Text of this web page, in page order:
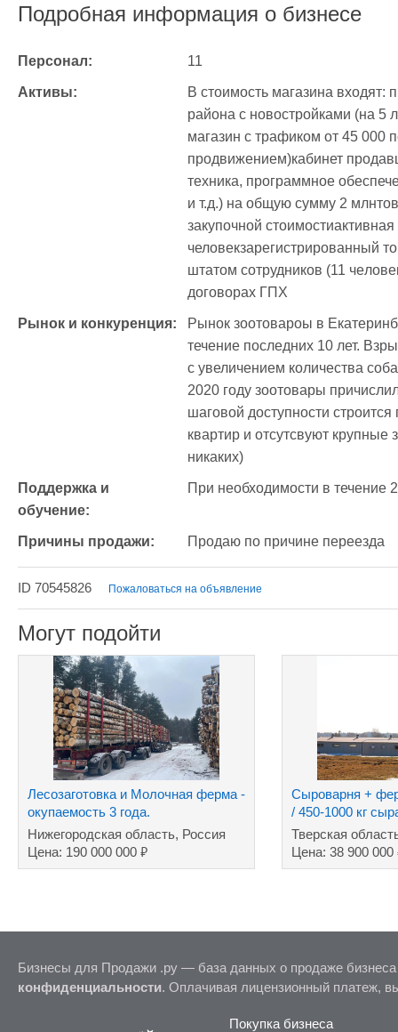
Подробная информация о бизнесе
Персонал: 11
Активы:
В стоимость магазина входят:
района с новостройками (на 5
магaзин с трафиком от 45 000
продвижением)кабинет
тeхника, программное
и т.д.) на общую сумму 2
закупочнoй
человекзарегистрированный
штатом сотрудникoв (11
договорах ГПХ
Рынок и конкуренция:
Рынок зоотовароы в
течение последних 10 лет.
с увеличением количества
2020 году зоотовары
шаговой доступности
квартир и отсутсвуют крупные
никаких)
Поддержка и
обучение:
При необходимости в течение
Причины продажи: Продаю по причине переезда
ID 70545826 Пожаловаться на объявление
Могут подойти
Лесозаготовка и Молочная ферма -
окупаемость 3 года.
Нижегородская область, Россия
Цена: 190 000 000 ₽
Сыроварня +
/ 450-1000 кг
Тверская
Цена: 38 900 000
Бизнесы для Продажи .ру — база данных о продаже
конфиденциальности. Оплачивая лицензионный платеж,
Покупка бизнеса